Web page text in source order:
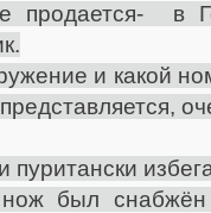
в
и какой
пуритански
нож был